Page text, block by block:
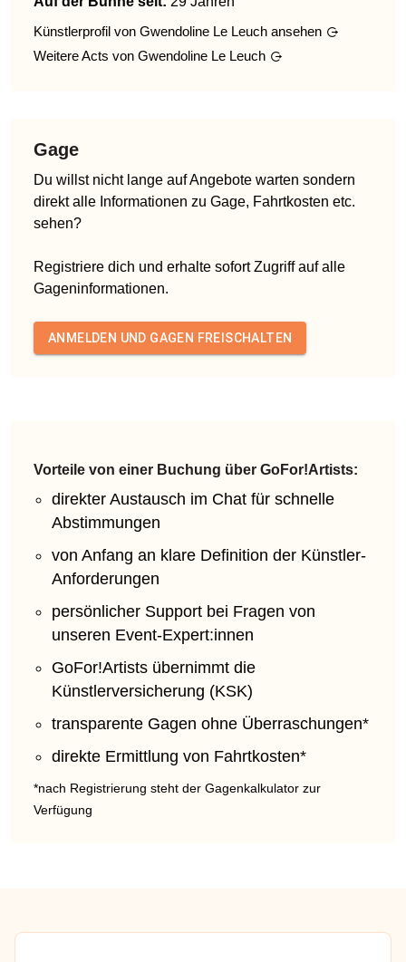
Künstlerprofil von Gwendoline Le Leuch ansehen
Weitere Acts von Gwendoline Le Leuch
Gage
Du willst nicht lange auf Angebote warten sondern
direkt alle Informationen zu Gage, Fahrtkosten etc.
sehen?
Registriere dich und erhalte sofort Zugriff auf alle
Gageninformationen.
ANMELDEN UND GAGEN FREISCHALTEN
Vorteile von einer Buchung über GoFor!Artists:
direkter Austausch im Chat für schnelle
Abstimmungen
von Anfang an klare Definition der Künstler-
Anforderungen
persönlicher Support bei Fragen von
unseren Event-Expert:innen
GoFor!Artists übernimmt die
Künstlerversicherung (KSK)
transparente Gagen ohne Überraschungen*
direkte Ermittlung von Fahrtkosten*
*nach Registrierung steht der Gagenkalkulator zur
Verfügung